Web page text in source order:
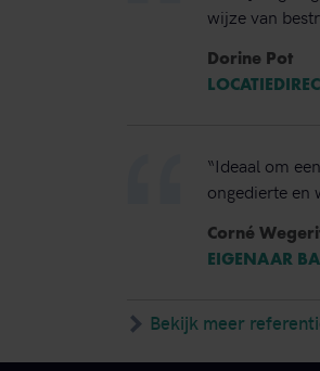
wijze van
Dorine Pot
“Ideaal om
ongedierte en
Corné
EIGENAAR
Bekijk meer